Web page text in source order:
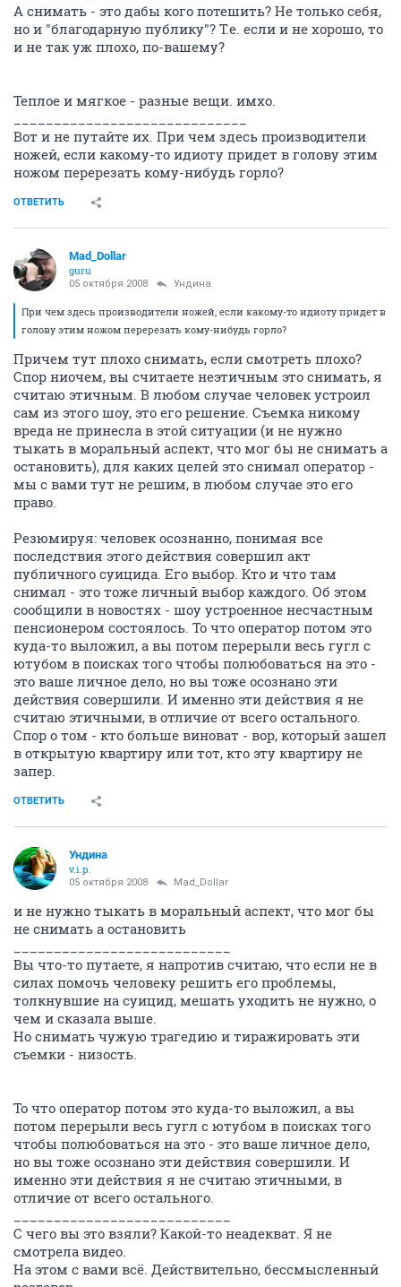
А снимать - это дабы кого потешить? Не только себя,
но и "благодарную публику"? Т.е. если и не хорошо, то
и не так уж плохо, по-вашему?
Теплое и мягкое - разные вещи. имхо.
Вот и не путайте их. При чем здесь производители
ножей, если какому-то идиоту придет в голову этим
ножом перерезать кому-нибудь горло?
ОТВЕТИТЬ
Mad_Dollar
guru
05 октября 2008 Ундина
При чем здесь производители ножей, если какому-то идиоту придет в
голову этим ножом перерезать кому-нибудь горло?
Причем тут плохо снимать, если смотреть плохо?
Спор ниочем, вы считаете неэтичным это снимать, я
считаю этичным. В любом случае человек устроил
сам из этого шоу, это его решение. Съемка никому
вреда не принесла в этой ситуации (и не нужно
тыкать в моральный аспект, что мог бы не снимать а
остановить), для каких целей это снимал оператор -
мы с вами тут не решим, в любом случае это его
право.
Резюмируя: человек осознанно, понимая все
последствия этого действия совершил акт
публичного суицида. Его выбор. Кто и что там
снимал - это тоже личный выбор каждого. Об этом
сообщили в новостях - шоу устроенное несчастным
пенсионером состоялось. То что оператор потом это
куда-то выложил, а вы потом перерыли весь гугл с
ютубом в поисках того чтобы полюбоваться на это -
это ваше личное дело, но вы тоже осознано эти
действия совершили. И именно эти действия я не
считаю этичными, в отличие от всего остального.
Спор о том - кто больше виноват - вор, который зашел
в открытую квартиру или тот, кто эту квартиру не
запер.
ОТВЕТИТЬ
Ундина
v.i.p.
05 октября 2008 Mad_Dollar
и не нужно тыкать в моральный аспект, что мог бы
не снимать а остановить
Вы что-то путаете, я напротив считаю, что если не в
силах помочь человеку решить его проблемы,
толкнувшие на суицид, мешать уходить не нужно, о
чем и сказала выше.
Но снимать чужую трагедию и тиражировать эти
съемки - низость.
То что оператор потом это куда-то выложил, а вы
потом перерыли весь гугл с ютубом в поисках того
чтобы полюбоваться на это - это ваше личное дело,
но вы тоже осознано эти действия совершили. И
именно эти действия я не считаю этичными, в
отличие от всего остального.
С чего вы это взяли? Какой-то неадекват. Я не
смотрела видео.
На этом с вами всё. Действительно, бессмысленный